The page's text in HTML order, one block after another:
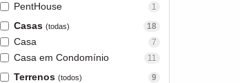
PentHouse 1
Casas (todas) 18
Casa 7
Casa em Condomínio 11
Terrenos (todos) 9